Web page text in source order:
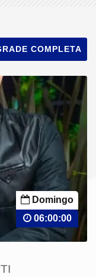
COMPLETA
Domingo
06:00:00